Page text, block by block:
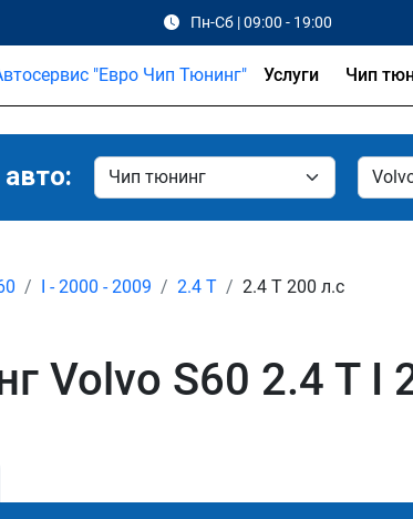
Пн-Сб | 09:00 - 19:00
Услуги Чип
I - 2000 - 2009 2.4 T 2.4 T 200 л.с
Volvo S60 2.4 T I